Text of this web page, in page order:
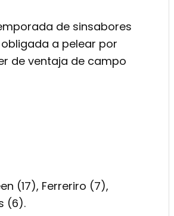
de sinsabores
a pelear por
de ventaja de campo
(17), Ferreriro (7),
(6).